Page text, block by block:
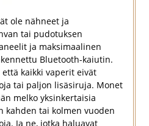
ole nähneet ja
tai pudotuksen
ja maksimaalinen
Bluetooth-kaiutin.
kaikki vaperit eivät
tai paljon lisäsiruja. Monet
melko yksinkertaisia
kahden tai kolmen vuoden
Ja ne, jotka haluavat